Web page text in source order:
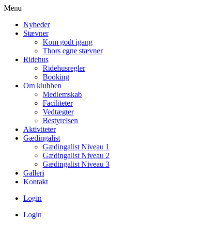
Menu
Nyheder
Stævner
Kom godt igang
Thors egne stævner
Ridehus
Ridehusregler
Booking
Om klubben
Medlemskab
Faciliteter
Vedtægter
Bestyrelsen
Aktiviteter
Gædingalist
Gædingalist Niveau 1
Gædingalist Niveau 2
Gædingalist Niveau 3
Galleri
Kontakt
Login
Login